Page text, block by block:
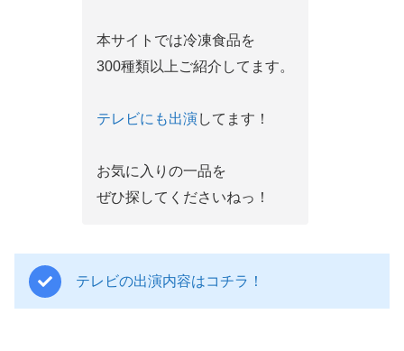
本サイトでは冷凍食品を
300種類以上ご紹介してます。
テレビにも出演してます！
お気に入りの一品を
ぜひ探してくださいねっ！
テレビの出演内容はコチラ！